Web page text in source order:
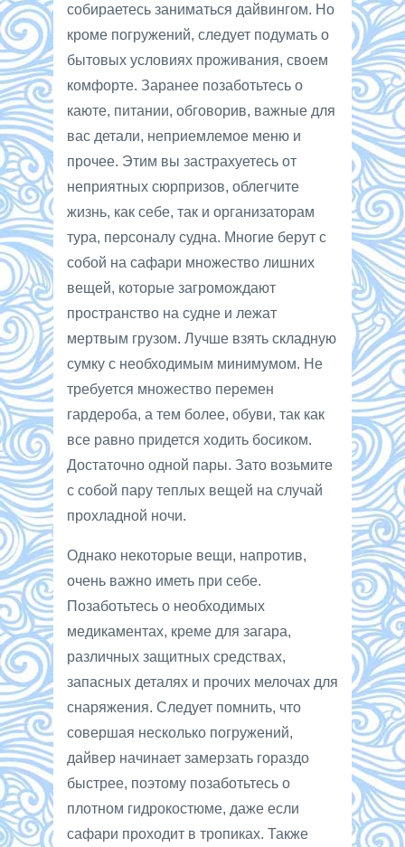
собираетесь заниматься дайвингом. Но
кроме погружений, следует подумать о
бытовых условиях проживания, своем
комфорте. Заранее позаботьтесь о
каюте, питании, обговорив, важные для
вас детали, неприемлемое меню и
прочее. Этим вы застрахуетесь от
неприятных сюрпризов, облегчите
жизнь, как себе, так и организаторам
тура, персоналу судна. Многие берут с
собой на сафари множество лишних
вещей, которые загромождают
пространство на судне и лежат
мертвым грузом. Лучше взять складную
сумку с необходимым минимумом. Не
требуется множество перемен
гардероба, а тем более, обуви, так как
все равно придется ходить босиком.
Достаточно одной пары. Зато возьмите
с собой пару теплых вещей на случай
прохладной ночи.
Однако некоторые вещи, напротив,
очень важно иметь при себе.
Позаботьтесь о необходимых
медикаментах, креме для загара,
различных защитных средствах,
запасных деталях и прочих мелочах для
снаряжения. Следует помнить, что
совершая несколько погружений,
дайвер начинает замерзать гораздо
быстрее, поэтому позаботьтесь о
плотном гидрокостюме, даже если
сафари проходит в тропиках. Также